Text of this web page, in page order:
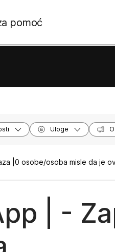
pomoć
Uloge
| 0 osobe/osoba misle da je
| -